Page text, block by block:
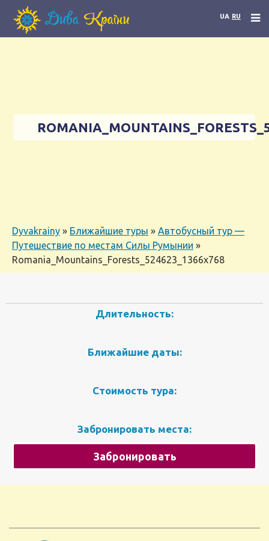
UA RU
Dyvakrainy » Ближайшие туры » Автобусный тур —
Путешествие по местам Силы Румынии »
Romania_Mountains_Forests_524623_1366x768
Длительность:
Ближайшие даты:
Стоимость тура:
Забронировать места:
Забронировать